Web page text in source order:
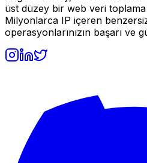
üst düzey bir web veri toplama
Milyonlarca IP içeren
operasyonlarınızın başarı ve